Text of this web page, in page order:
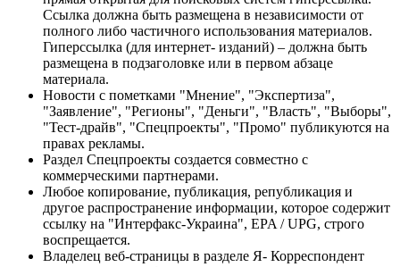
Ссылка должна быть размещена в независимости от
полного либо частичного использования материалов.
Гиперссылка (для интернет- изданий) – должна быть
размещена в подзаголовке или в первом абзаце
материала.
Новости с пометками "Мнение", "Экспертиза",
"Заявление", "Регионы", "Деньги", "Власть", "Выборы",
"Тест-драйв", "Спецпроекты", "Промо" публикуются на
правах рекламы.
Раздел Спецпроекты создается совместно с
коммерческими партнерами.
Любое копирование, публикация, републикация и
другое распространение информации, которое содержит
ссылку на "Интерфакс-Украина", EPA / UPG, строго
воспрещается.
Владелец веб-страницы в разделе Я- Корреспондент